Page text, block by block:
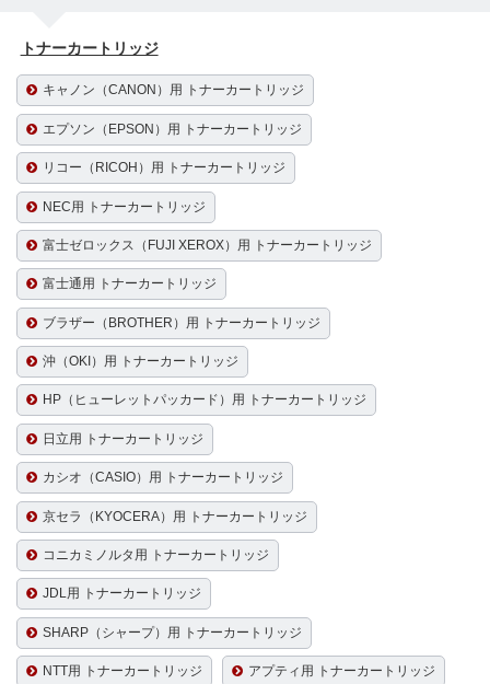
トナーカートリッジ
キャノン（CANON）用 トナーカートリッジ
エプソン（EPSON）用 トナーカートリッジ
リコー（RICOH）用 トナーカートリッジ
NEC用 トナーカートリッジ
富士ゼロックス（FUJI XEROX）用 トナーカートリッジ
富士通用 トナーカートリッジ
ブラザー（BROTHER）用 トナーカートリッジ
沖（OKI）用 トナーカートリッジ
HP（ヒューレットパッカード）用 トナーカートリッジ
日立用 トナーカートリッジ
カシオ（CASIO）用 トナーカートリッジ
京セラ（KYOCERA）用 トナーカートリッジ
コニカミノルタ用 トナーカートリッジ
JDL用 トナーカートリッジ
SHARP（シャープ）用 トナーカートリッジ
NTT用 トナーカートリッジ アプティ用 トナーカートリッジ